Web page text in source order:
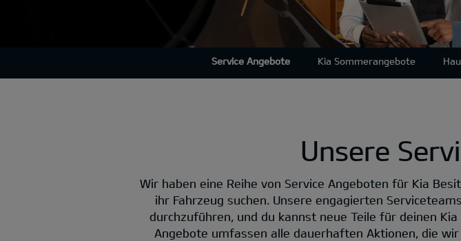
Service Angebote Kia Sommerangebote
Unsere
Wir haben eine Reihe von Service Angeboten für Kia
ihr Fahrzeug suchen. Unsere engagierten
durchzuführen, und du kannst neue Teile für deinen
Angebote umfassen alle dauerhaften Aktionen, die